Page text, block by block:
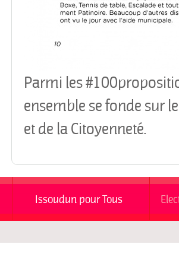
Parmi les
ensemble se fonde sur
et de la Citoyenneté.
Issoudun pour Tous